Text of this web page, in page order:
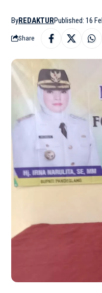
ByREDAKTURPublished: 16
Share